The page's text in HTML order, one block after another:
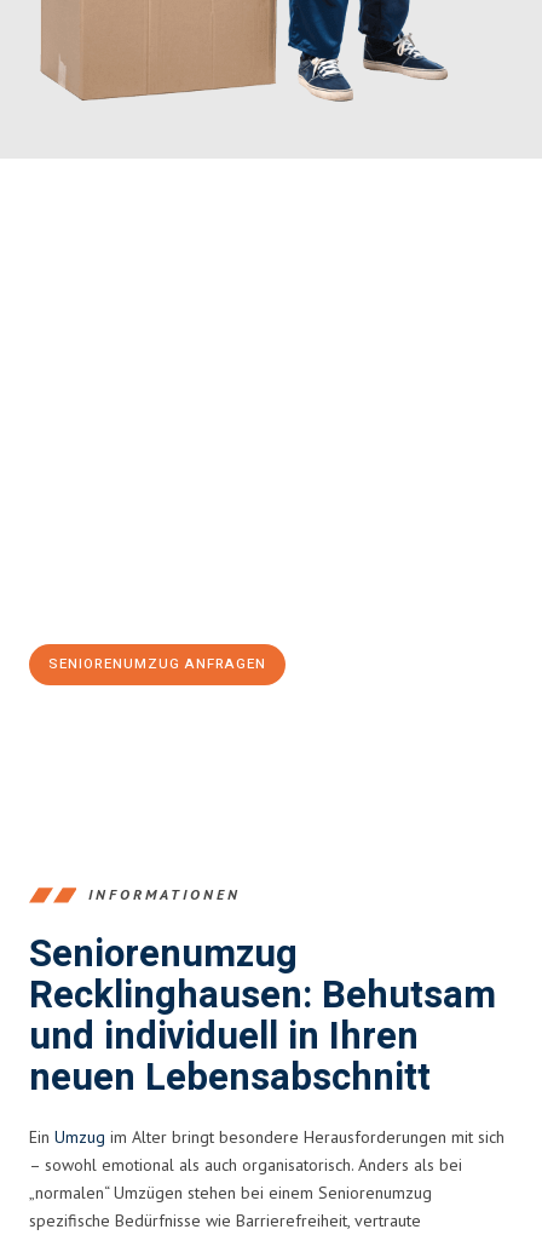
SENIORENUMZUG ANFRAGEN
INFORMATIONEN
Seniorenumzug
Recklinghausen: Behutsam
und individuell in Ihren
neuen Lebensabschnitt
Ein Umzug im Alter bringt besondere Herausforderungen mit sich
– sowohl emotional als auch organisatorisch. Anders als bei
„normalen“ Umzügen stehen bei einem Seniorenumzug
spezifische Bedürfnisse wie Barrierefreiheit, vertraute